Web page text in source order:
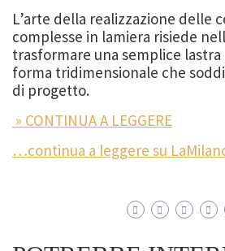
L’arte della realizzazione delle
complesse in lamiera risiede
trasformare una semplice lastra
forma tridimensionale che
di progetto.
» CONTINUA A LEGGERE
…continua a leggere su